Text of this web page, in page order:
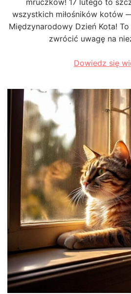
wszystkich miłośników kotów
Międzynarodowy Dzień Kota!
zwrócić uwagę na
Dowiedz się